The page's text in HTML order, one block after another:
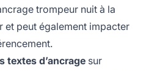
trompeur nuit à la
et peut également impacter
textes d’ancrage sur